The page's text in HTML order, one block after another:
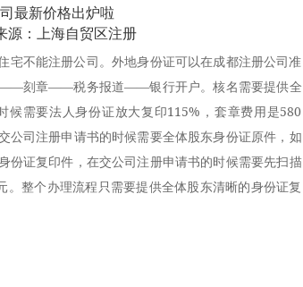
最新价格出炉啦
：上海自贸区注册
宅不能注册公司。外地身份证可以在成都注册公司准
刻章——税务报道——银行开户。核名需要提供全
需要法人身份证放大复印115%，套章费用是580
公司注册申请书的时候需要全体股东身份证原件，如
份证复印件，在交公司注册申请书的时候需要先扫描
整个办理流程只需要提供全体股东清晰的身份证复